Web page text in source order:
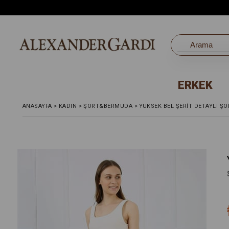
ERKEK
ANASAYFA > KADIN > ŞORT&BERMUDA > YÜKSEK BEL ŞERİT DETAYLI